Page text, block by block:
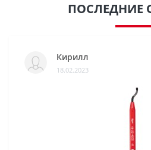
ПОСЛЕДНИЕ
Кирилл
18.02.2023